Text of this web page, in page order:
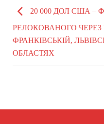
20 000 ДОЛ США
РЕЛОКОВАНОГО ЧЕРЕЗ
ФРАНКІВСЬКІЙ,
ОБЛАСТЯХ